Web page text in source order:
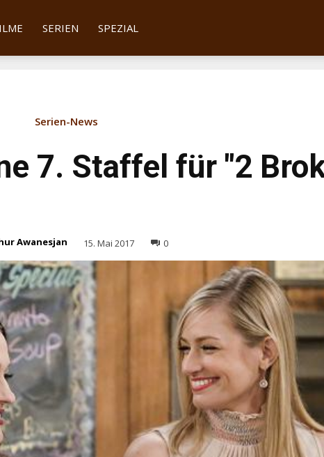
SERIEN SPEZIAL
Serien-News
7. Staffel für "2
Awanesjan 15. Mai 2017 0